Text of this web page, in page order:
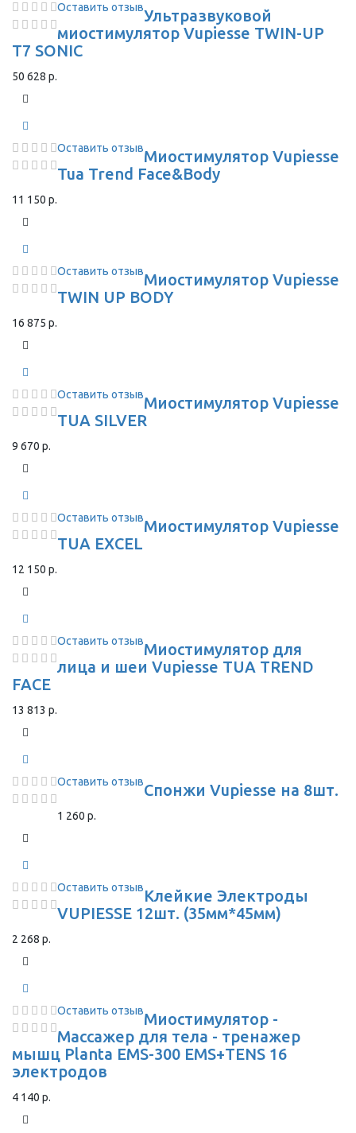
Оставить отзывУльтразвуковой
миостимулятор Vupiesse TWIN-UP
T7 SONIC
50 628 р.
Оставить отзывМиостимулятор Vupiesse
Tua Trend Face&Body
11 150 р.
Оставить отзывМиостимулятор Vupiesse
TWIN UP BODY
16 875 р.
Оставить отзывМиостимулятор Vupiesse
TUA SILVER
9 670 р.
Оставить отзывМиостимулятор Vupiesse
TUA EXCEL
12 150 р.
Оставить отзывМиостимулятор для
лица и шеи Vupiesse TUA TREND
FACE
13 813 р.
Оставить отзывСпонжи Vupiesse на 8шт.
1 260 р.
Оставить отзывКлейкие Электроды
VUPIESSE 12шт. (35мм*45мм)
2 268 р.
Оставить отзывМиостимулятор -
Массажер для тела - тренажер
мышц Planta EMS-300 EMS+TENS 16
электродов
4 140 р.